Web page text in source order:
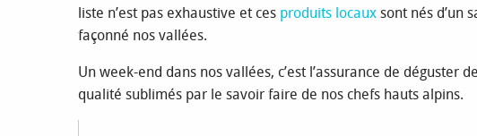
liste n’est pas exhaustive et ces produits locaux sont nés d’un
façonné nos vallées.
Un week-end dans nos vallées, c’est l’assurance de déguster
qualité sublimés par le savoir faire de nos chefs hauts alpins.